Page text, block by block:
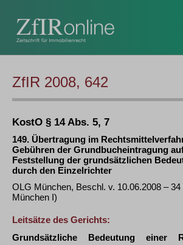
ZfIR 2008, 642
KostO § 14 Abs. 5, 7
149. Übertragung im
Gebühren der Grundbucheintragung
Feststellung der grundsätzlichen
durch den Einzelrichter
OLG München, Beschl. v. 10.06.2008 –
München I)
Leitsätze des Gerichts:
Grundsätzliche Bedeutung einer